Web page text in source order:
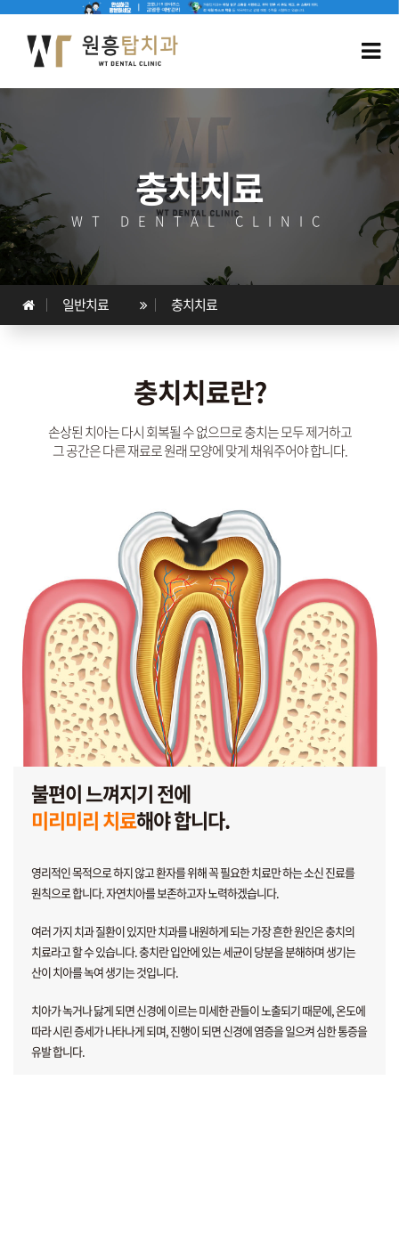
충치치료
WT DENTAL CLINIC
일반치료 충치치료
충치치료란?
손상된 치아는 다시 회복될 수 없으므로 충치는 모두 제거하고
그 공간은 다른 재료로 원래 모양에 맞게 채워주어야 합니다.
불편이 느껴지기 전에
미리미리 치료해야 합니다.
영리적인 목적으로 하지 않고 환자를 위해꼭 필요한 치료만 하는 소신 진료를
원칙으로 합니다. 자연치아를 보존하고자 노력하겠습니다.
여러 가지 치과 질환이 있지만 치과를 내원하게 되는가장 흔한 원인은 충치의
치료라고 할 수 있습니다. 충치란 입안에 있는 세균이 당분을 분해하며 생기는
산이 치아를 녹여 생기는 것입니다.
치아가 녹거나 닳게 되면 신경에 이르는 미세한 관들이 노출되기 때문에, 온도에
따라 시린 증세가 나타나게 되며, 진행이 되면 신경에 염증을 일으켜 심한 통증을
유발 합니다.